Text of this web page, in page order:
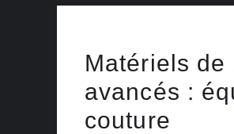
Matériels de
avancés :
couture